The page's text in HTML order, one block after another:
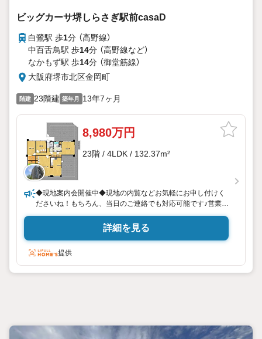
ビッグカーサ堺しらさぎ駅前casaD
白鷺駅 歩1分 （高野線）
中百舌鳥駅 歩14分 （高野線など）
なかもず駅 歩14分 （御堂筋線）
大阪府堺市北区金岡町
階建 23階建 築年月 13年7ヶ月
8,980万円
23階 / 4LDK / 132.37m²
◆現地案内会開催中◆現地の内覧などお気軽にお申し付けく
ださいね！もちろん、当日のご連絡でも対応可能です♪営業時
間外でもお時間のご相談可能ですよ♪事前にご予約も大歓迎で
す！ご自宅にお迎えも可能です！いつでもお気軽にお問い合
詳細を見る
提供